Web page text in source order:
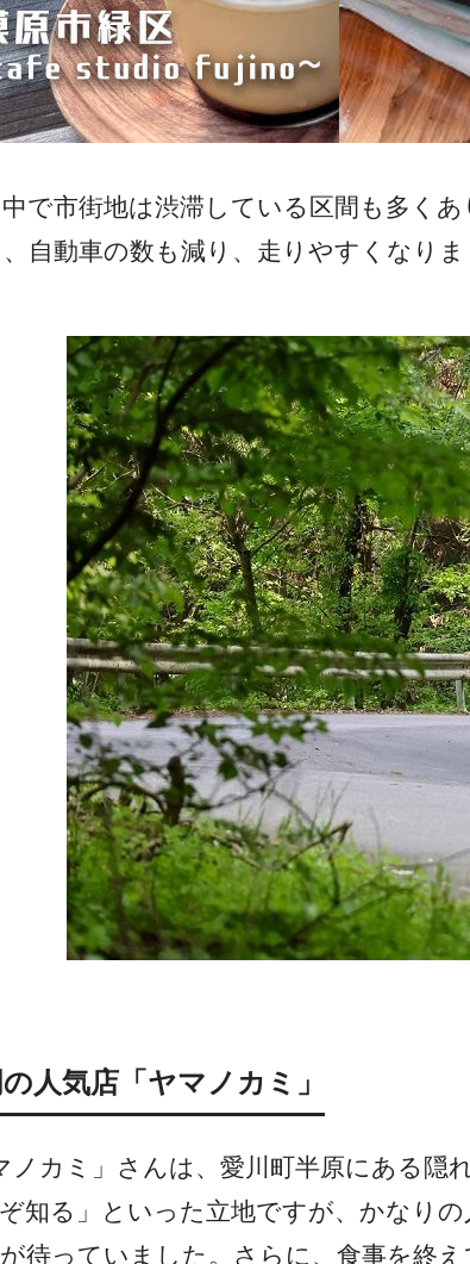
で市街地は渋滞している区間も多く
自動車の数も減り、走りやすくなり
人気店「ヤマノカミ」
ノカミ」さんは、愛川町半原にある
知る」といった立地ですが、かなり
待っていました。さらに、食事を終